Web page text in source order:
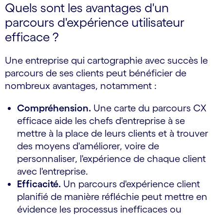
Quels sont les avantages d'un
parcours d'expérience utilisateur
efficace ?
Une entreprise qui cartographie avec succès le
parcours de ses clients peut bénéficier de
nombreux avantages, notamment :
Compréhension. Une carte du parcours CX
efficace aide les chefs d'entreprise à se
mettre à la place de leurs clients et à trouver
des moyens d'améliorer, voire de
personnaliser, l'expérience de chaque client
avec l'entreprise.
Efficacité. Un parcours d'expérience client
planifié de manière réfléchie peut mettre en
évidence les processus inefficaces ou